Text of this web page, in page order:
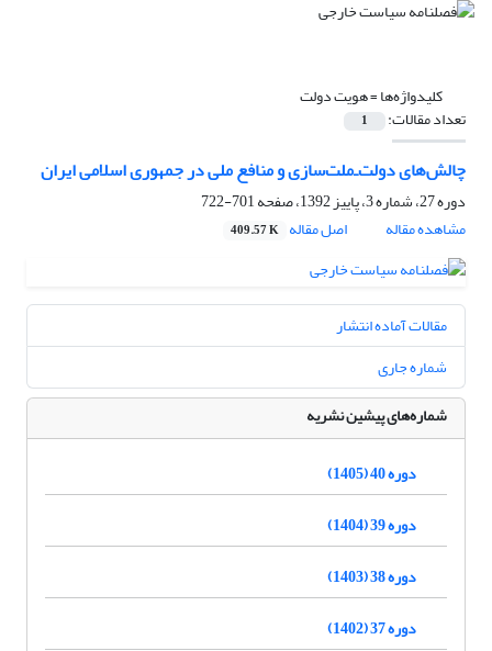
کلیدواژه‌ها =هویت دولت
تعداد مقالات: 1
چالش‌های دولت‌ـ‌ملت‌سازی و منافع ملی در ‏جمهوری اسلامی ایران ‏
دوره 27، شماره 3، پاییز 1392، صفحه
701-722
مشاهده مقاله
اصل مقاله 409.57 K
مقالات آماده انتشار
شماره جاری
شماره‌های پیشین نشریه
دوره 40 (1405)
دوره 39 (1404)
دوره 38 (1403)
دوره 37 (1402)